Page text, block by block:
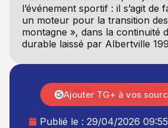
l’événement sportif : il s’agit de
un moteur pour la transition
montagne », dans la continuité
durable laissé par Albertville
Publié le : 29/04/2026 09:55
Ajouter TG+ à vos